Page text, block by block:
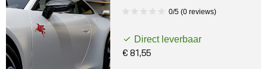
0/5 (0 reviews)
Direct leverbaar
€ 81,55